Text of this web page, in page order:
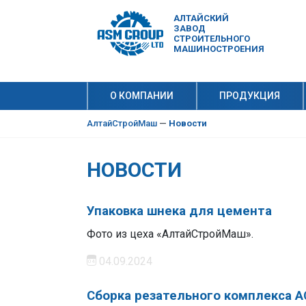
АЛТАЙСКИЙ
ЗАВОД
СТРОИТЕЛЬНОГО
МАШИНОСТРОЕНИЯ
О КОМПАНИИ ПРОДУКЦИЯ
АлтайСтройМаш — Новости
НОВОСТИ
Упаковка шнека для цемента
Фото из цеха «АлтайСтройМаш».
04.09.2024
Сборка резательного комплекса